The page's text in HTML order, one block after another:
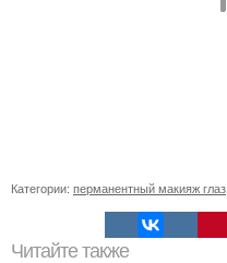
Категории: перманентный макияж глаз
Читайте также